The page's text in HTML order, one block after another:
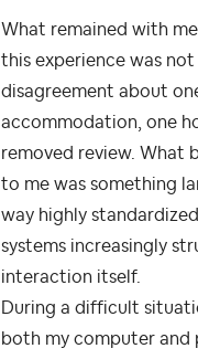
What remained with
this experience was not
disagreement about
accommodation, one
removed review. What
to me was something
way highly
systems increasingly
interaction itself.
During a difficult
both my computer and